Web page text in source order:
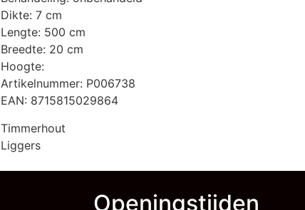
Dikte: 7 cm
Lengte: 500 cm
Breedte: 20 cm
Hoogte:
Artikelnummer: P006738
EAN: 8715815029864
Timmerhout
Liggers
Openingstijden